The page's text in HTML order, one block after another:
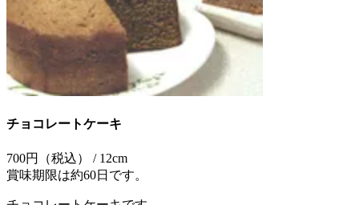
チョコレートケーキ
700円（税込） / 12cm
賞味期限は約60日です。